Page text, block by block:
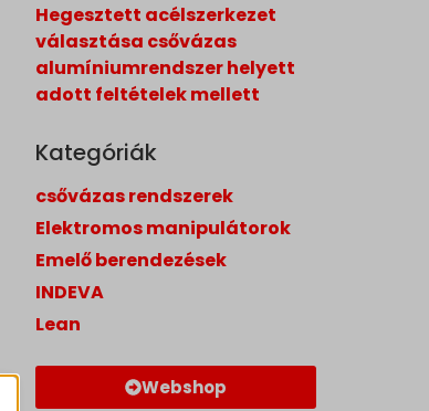
Hegesztett acélszerkezet
választása csővázas
alumíniumrendszer helyett
adott feltételek mellett
Kategóriák
csővázas rendszerek
Elektromos manipulátorok
Emelő berendezések
INDEVA
Lean
Webshop